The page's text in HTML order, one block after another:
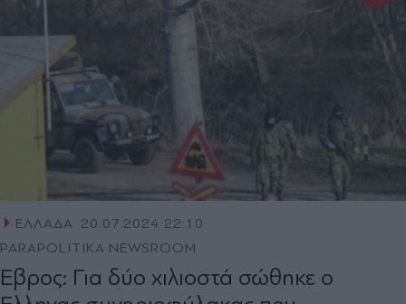
ΕΛΛΑΔΑ 20.07.2024 22:10
PARAPOLITIKA NEWSROOM
Έβρος: Για δύο χιλιοστά σώθηκε ο